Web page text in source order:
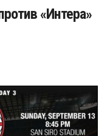
«Интера»